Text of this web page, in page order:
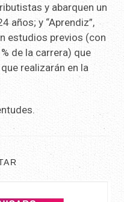
y abarquen un
años; y “Aprendiz”,
estudios previos (con
de la carrera) que
realizarán en la